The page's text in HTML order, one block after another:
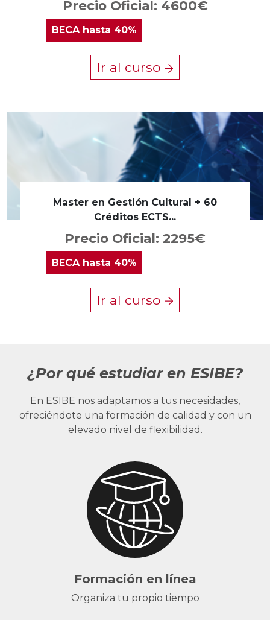
Precio Oficial: 4600€
BECAhasta 40%
Ir al curso
Master en Gestión Cultural + 60
Créditos ECTS...
Precio Oficial: 2295€
BECA hasta 40%
Ir al curso
¿Por qué estudiar en ESIBE?
En ESIBE nos adaptamos a tus necesidades,
ofreciéndote una formación de calidad y con un
elevado nivel de flexibilidad.
Formación en línea
Organiza tu propio tiempo